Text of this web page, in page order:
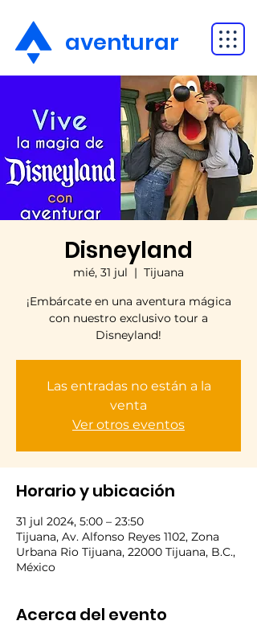
aventurar
Disneyland
mié, 31 jul
  |
Tijuana
¡Embárcate en una aventura mágica
con nuestro exclusivo tour a
Disneyland!
Las entradas no están a la
venta
Ver otros eventos
Horario y ubicación
31 jul 2024, 5:00 – 23:50
Tijuana, Av. Alfonso Reyes 1102, Zona
Urbana Rio Tijuana, 22000 Tijuana, B.C.,
México
Acerca del evento